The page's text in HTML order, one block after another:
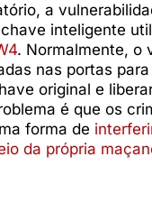
a
inteligente
. Normalmente, o
nas portas
original e
é que os
forma de
da própria